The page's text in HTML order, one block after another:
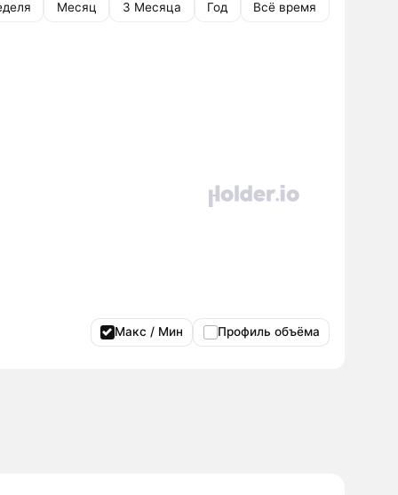
Месяц 3 Месяца Год Всё время
Макс / Мин Профиль объёма